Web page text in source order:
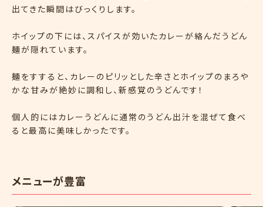
出てきた瞬間はびっくりします。
ホイップの下には、スパイスが効いたカレーが絡んだうどん
麺が隠れています。​
麺をすすると、カレーのピリッとした辛さとホイップのまろや
かな甘みが絶妙に調和し、新感覚のうどんです！
個人的にはカレーうどんに通常のうどん出汁を混ぜて食べ
ると最高に美味しかったです。
メニューが豊富